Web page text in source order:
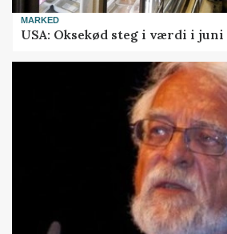
MARKED
USA: Oksekød steg i værdi i